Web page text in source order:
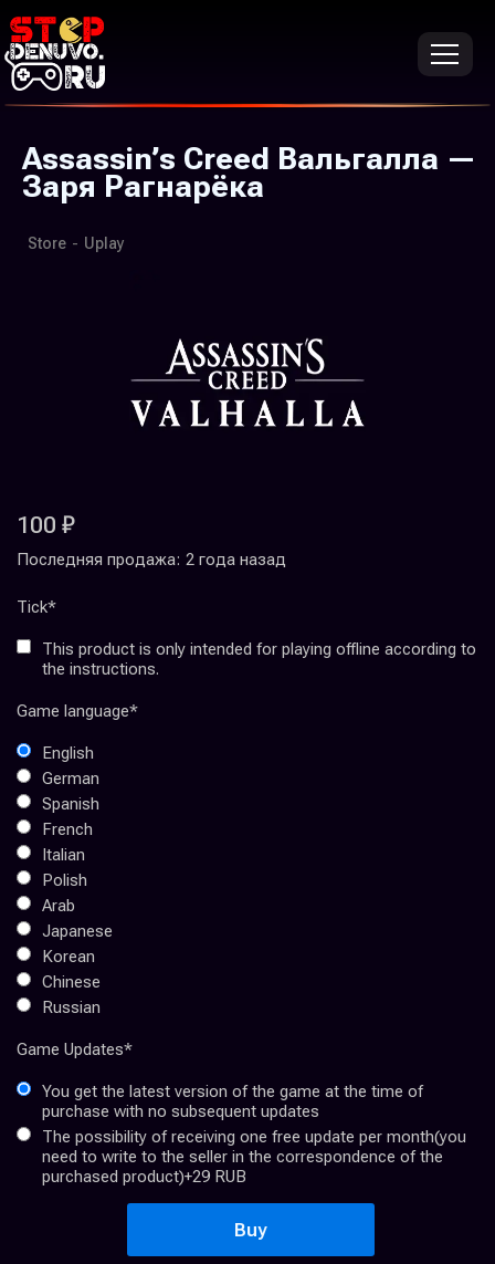
Assassin’s Creed Вальгалла —
Заря Рагнарёка
Store - Uplay
100 ₽
Последняя продажа: 2 года назад
Tick*
This product is only intended for playing offline according to
the instructions.
Game language*
English
German
Spanish
French
Italian
Polish
Arab
Japanese
Korean
Chinese
Russian
Game Updates*
You get the latest version of the game at the time of
purchase with no subsequent updates
The possibility of receiving one free update per month(you
need to write to the seller in the correspondence of the
purchased product)+29 RUB
Buy